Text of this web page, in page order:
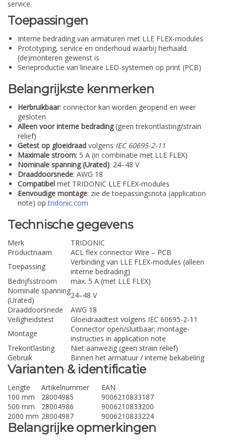
service.
Toepassingen
Interne bedrading van armaturen met LLE FLEX-modules
Prototyping, service en onderhoud waarbij herhaald
(de)monteren gewenst is
Serieproductie van lineaire LED-systemen op print (PCB)
Belangrijkste kenmerken
Herbruikbaar: connector kan worden geopend en weer
gesloten
Alleen voor interne bedrading(geen trekontlasting/strain
relief)
Getest op gloeidraad volgens IEC 60695-2-11
Maximale stroom: 5 A (in combinatie met LLE FLEX)
Nominale spanning (Urated): 24–48 V
Draaddoorsnede: AWG 18
Compatibel met TRIDONIC LLE FLEX-modules
Eenvoudige montage: zie de toepassingsnota (application
note) optridonic.com
Technische gegevens
Merk
TRIDONIC
Productnaam
ACL flex connector Wire – PCB
Toepassing
Verbinding van LLE FLEX-modules (alleen
interne bedrading)
Bedrijfsstroom
max. 5 A (met LLE FLEX)
Nominale spanning
(Urated)
24–48 V
Draaddoorsnede
AWG 18
Veiligheidstest
Gloeidraadtest volgens IEC 60695-2-11
Montage
Connector open/sluitbaar; montage-
instructies in application note
Trekontlasting
Niet aanwezig (geen strain relief)
Gebruik
Binnen het armatuur / interne bekabeling
Varianten & identificatie
Lengte Artikelnummer
EAN
100 mm
28004985
9006210833187
500 mm
28004986
9006210833200
2000 mm 28004987 9006210833224
Belangrijke opmerkingen